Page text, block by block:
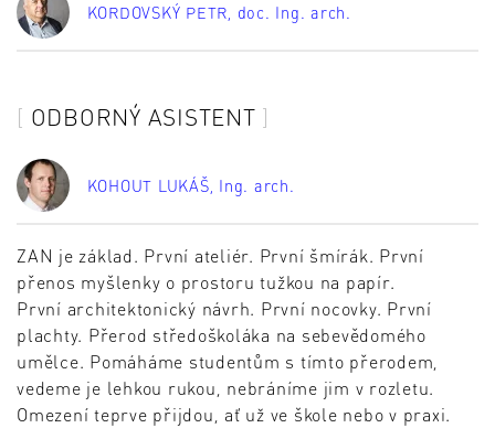
KORDOVSKÝ PETR , doc. Ing. arch.
ODBORNÝ ASISTENT
KOHOUT LUKÁŠ , Ing. arch.
ZAN je základ. První ateliér. První šmírák. První
přenos myšlenky o prostoru tužkou na papír.
První architektonický návrh. První nocovky. První
plachty. Přerod středoškoláka na sebevědomého
umělce. Pomáháme studentům s tímto přerodem,
vedeme je lehkou rukou, nebráníme jim v rozletu.
Omezení teprve přijdou, ať už ve škole nebo v praxi.